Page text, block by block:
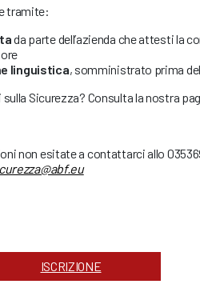
tramite:
da parte dell’azienda che attesti la
linguistica, somministrato prima
Sicurezza? Consulta la nostra
non esitate a contattarci allo
ISCRIZIONE